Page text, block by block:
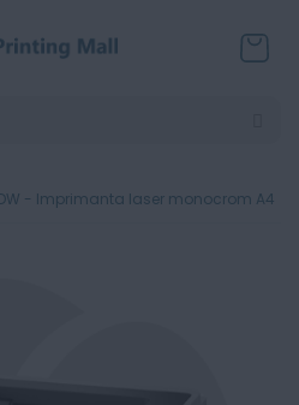
- Imprimanta laser monocrom A4